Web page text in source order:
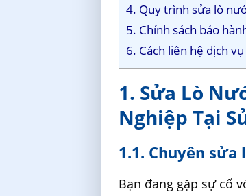
4. Quy trình sửa lò
5. Chính sách bảo
6. Cách liên hệ dịch vụ
1. Sửa Lò
Nghiệp Tại
1.1. Chuyên
Bạn đang gặp sự cố